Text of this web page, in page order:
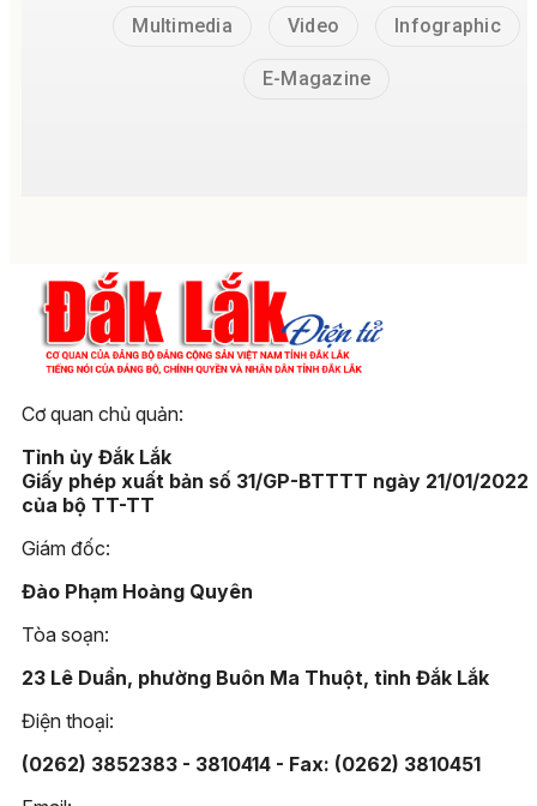
Multimedia Video Infographic
E-Magazine
Cơ quan chủ quản:
Tỉnh ủy Đắk Lắk
Giấy phép xuất bản số 31/GP-BTTTT ngày 21/01/2022
của bộ TT-TT
Giám đốc:
Đào Phạm Hoàng Quyên
Tòa soạn:
23 Lê Duẩn, phường Buôn Ma Thuột, tỉnh Đắk Lắk
Điện thoại:
(0262) 3852383 - 3810414 - Fax: (0262) 3810451